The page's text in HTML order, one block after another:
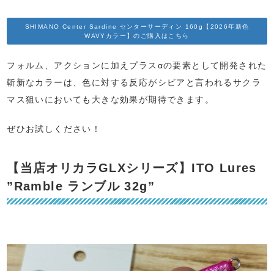
SHIMANO Center Sardine センターサーディン 160g【2026年新色
WAVYカラー】のご購入はこちら
フォルム、アクションに加えプラスαの要素として開発された
斬新なカラーは、色に対する反応がシビアと言われるサクラ
マス狙いにおいても大きな効果が期待できます。
ぜひお試しください！
【当店オリカラGLXシリーズ】ITO Lures
”Ramble ランブル 32g”